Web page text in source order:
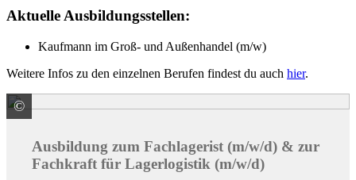
Aktuelle Ausbildungsstellen:
Kaufmann im Groß- und Außenhandel (m/w)
Weitere Infos zu den einzelnen Berufen findest du auch hier.
© © WavebreakMediaMicro / stock.adobe.com
Ausbildung zum Fachlagerist (m/w/d) & zur
Fachkraft für Lagerlogistik (m/w/d)